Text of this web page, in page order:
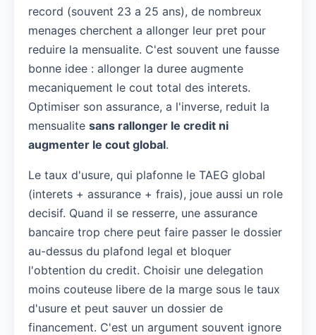
record (souvent 23 a 25 ans), de nombreux
menages cherchent a allonger leur pret pour
reduire la mensualite. C'est souvent une fausse
bonne idee : allonger la duree augmente
mecaniquement le cout total des interets.
Optimiser son assurance, a l'inverse, reduit la
mensualite sans rallonger le credit ni
augmenter le cout global.
Le taux d'usure, qui plafonne le TAEG global
(interets + assurance + frais), joue aussi un role
decisif. Quand il se resserre, une assurance
bancaire trop chere peut faire passer le dossier
au-dessus du plafond legal et bloquer
l'obtention du credit. Choisir une delegation
moins couteuse libere de la marge sous le taux
d'usure et peut sauver un dossier de
financement. C'est un argument souvent ignore